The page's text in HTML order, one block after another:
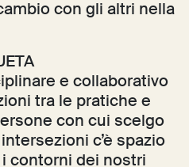
con gli altri nella
e collaborativo
tra le pratiche e
con cui scelgo
c’è spazio
contorni dei nostri